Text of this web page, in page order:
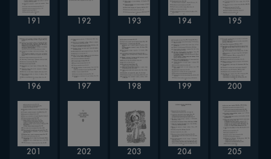
191 192 193 194 195
196 197 198 199 200
201 202 203 204 205